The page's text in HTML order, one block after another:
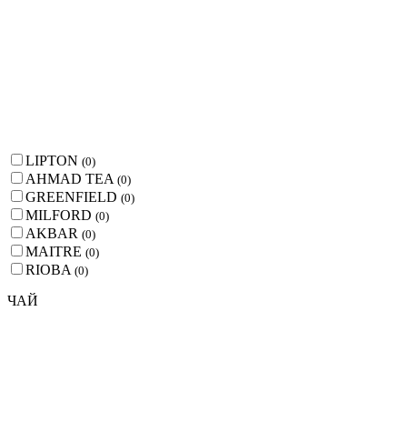
LIPTON (0)
AHMAD TEA (0)
GREENFIELD (0)
MILFORD (0)
AKBAR (0)
MAITRE (0)
RIOBA (0)
ЧАЙ